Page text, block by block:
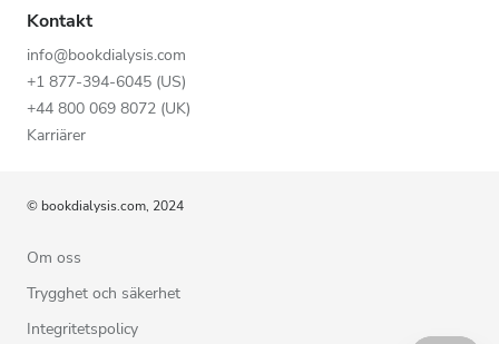
Kontakt
info@bookdialysis.com
+1 877-394-6045 (US)
+44 800 069 8072 (UK)
Karriärer
© bookdialysis.com, 2024
Om oss
Trygghet och säkerhet
Integritetspolicy